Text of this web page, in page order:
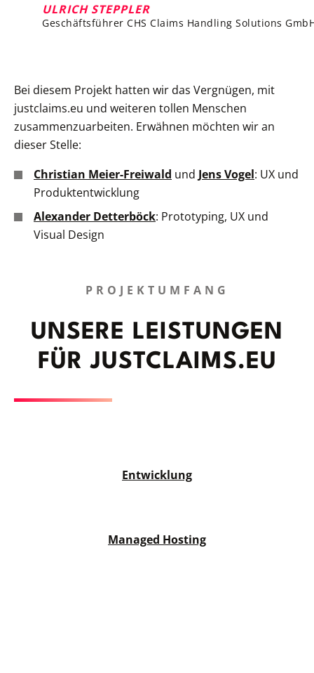
ULRICH STEPPLER
Geschäftsführer CHS Claims Handling Solutions
Bei diesem Projekt hatten wir das Vergnügen, mit
justclaims.eu und weiteren tollen Menschen
zusammenzuarbeiten. Erwähnen möchten wir an
dieser Stelle:
Christian Meier-Freiwald und Jens Vogel: UX und
Produktentwicklung
Alexander Detterböck: Prototyping, UX und
Visual Design
PROJEKTUMFANG
UNSERE LEISTUNGEN
FÜR JUSTCLAIMS.EU
Entwicklung
Managed Hosting